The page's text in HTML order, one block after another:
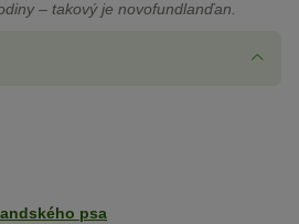
–⁠ takový je novofundlanďan.
psa